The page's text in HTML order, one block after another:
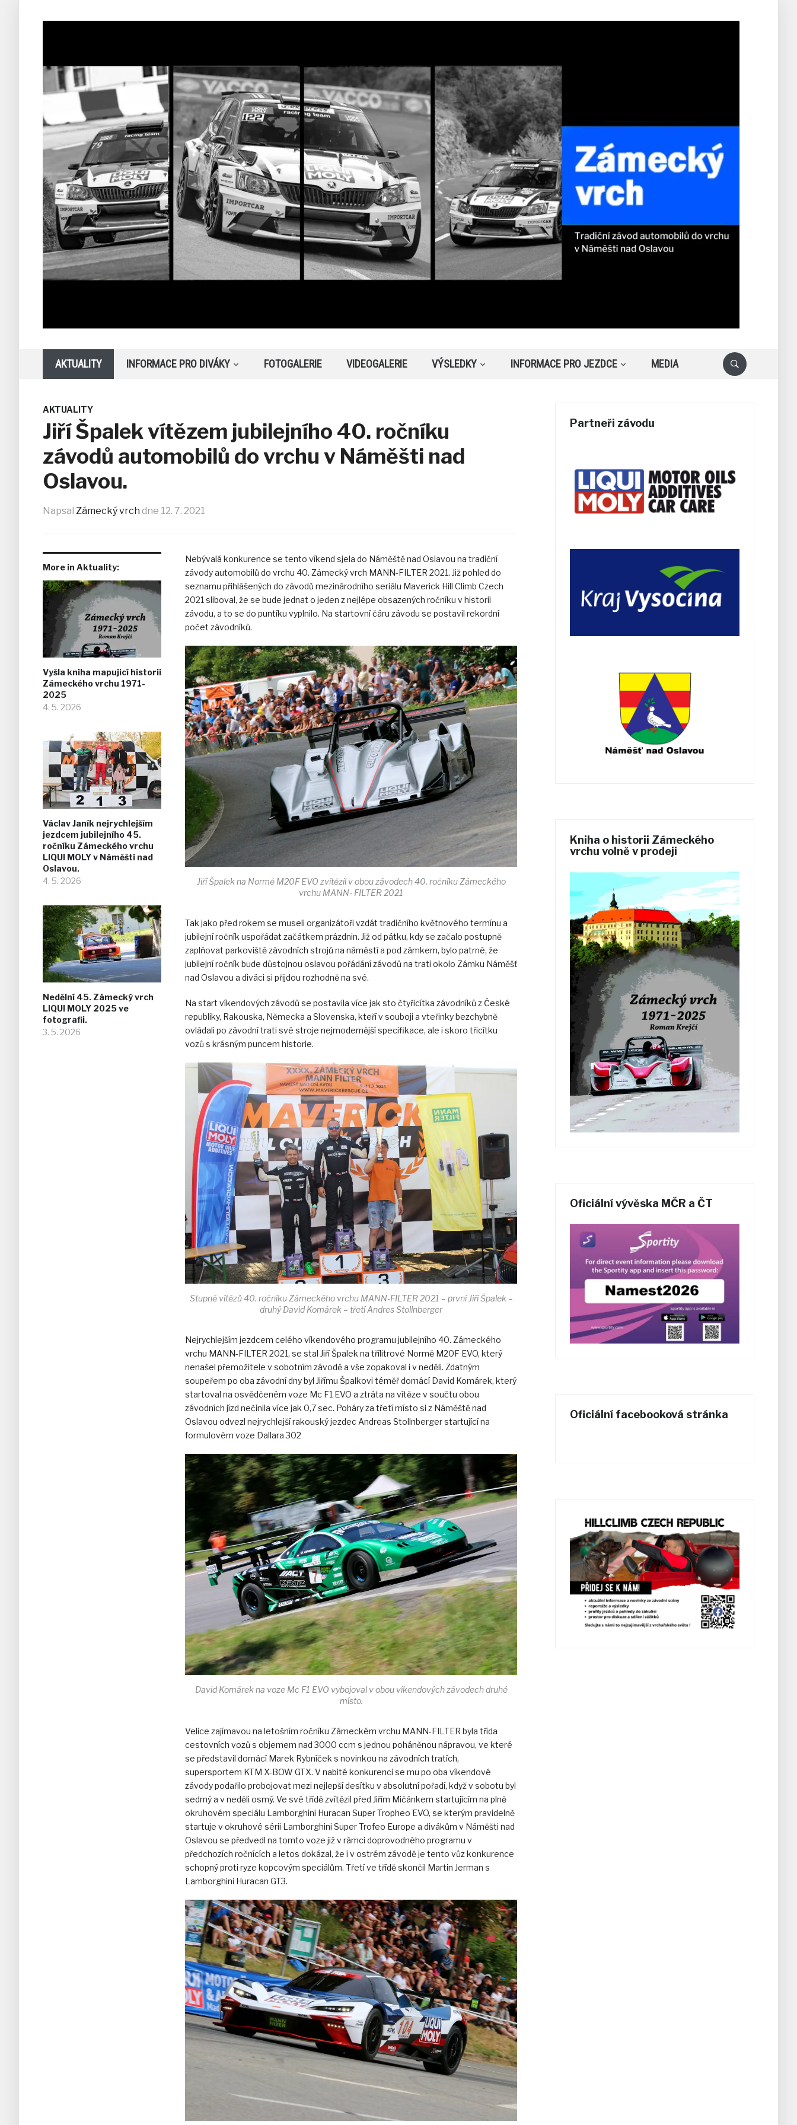
AKTUALITY INFORMACE PRO DIVÁKY FOTOGALERIE VIDEOGALERIE VÝSLEDKY INFORMACE PRO JEZDCE MEDIA
AKTUALITY
Jiří Špalek vítězem jubilejního 40. ročníku
závodů automobilů do vrchu v Náměšti nad
Oslavou.
Napsal Zámecký vrch dne 12. 7. 2021
More in Aktuality:
Vyšla kniha mapujicí historii
Zámeckého vrchu 1971-
2025
4. 5. 2026
Václav Janík nejrychlejším
jezdcem jubilejního 45.
ročníku Zámeckého vrchu
LIQUI MOLY v Náměšti nad
Oslavou.
4. 5. 2026
Nedělní 45. Zámecký vrch
LIQUI MOLY 2025 ve
fotografii.
3. 5. 2026
Nebývalá konkurence se tento víkend sjela do Náměště nad Oslavou na tradiční
závody automobilů do vrchu 40. Zámecký vrch MANN-FILTER 2021. Již pohled do
seznamu přihlášených do závodů mezinárodního seriálu Maverick Hill Climb Czech
2021 sliboval, že se bude jednat o jeden z nejlépe obsazených ročníku v historii
závodu, a to se do puntíku vyplnilo. Na startovní čáru závodu se postavil rekordní
počet závodníků.
Jiří Špalek na Normě M20F EVO zvítězil v obou závodech 40. ročníku Zámeckého
vrchu MANN- FILTER 2021
Tak jako před rokem se museli organizátoři vzdát tradičního květnového termínu a
jubilejní ročník uspořádat začátkem prázdnin. Již od pátku, kdy se začalo postupně
zaplňovat parkoviště závodních strojů na náměstí a pod zámkem, bylo patrné, že
jubilejní ročník bude důstojnou oslavou pořádání závodů na trati okolo Zámku Náměšť
nad Oslavou a diváci si přijdou rozhodně na své.
Na start víkendových závodů se postavila více jak sto čtyřicítka závodníků z České
republiky, Rakouska, Německa a Slovenska, kteří v souboji a vteřinky bezchybně
ovládali po závodní trati své stroje nejmodernější specifikace, ale i skoro třicítku
vozů s krásným puncem historie.
Stupně vítězů 40. ročníku Zámeckého vrchu MANN-FILTER 2021 – první Jiří Špalek –
druhý David Komárek – třetí Andres Stollnberger
Nejrychlejším jezdcem celého víkendového programu jubilejního 40. Zámeckého
vrchu MANN-FILTER 2021, se stal Jiří Špalek na třílitrové Normě M20F EVO, který
nenašel přemožitele v sobotním závodě a vše zopakoval i v neděli. Zdatným
soupeřem po oba závodní dny byl Jiřímu Špalkovi téměř domácí David Komárek, který
startoval na osvědčeném voze Mc F1 EVO a ztráta na vítěze v součtu obou
závodních jízd nečinila více jak 0,7 sec. Poháry za třetí místo si z Náměště nad
Oslavou odvezl nejrychlejší rakouský jezdec Andreas Stollnberger startující na
formulovém voze Dallara 302
David Komárek na voze Mc F1 EVO vybojoval v obou víkendových závodech druhé
místo.
Velice zajímavou na letošním ročníku Zámeckém vrchu MANN-FILTER byla třída
cestovních vozů s objemem nad 3000 ccm s jednou poháněnou nápravou, ve které
se představil domácí Marek Rybníček s novinkou na závodních tratích,
supersportem KTM X-BOW GTX. V nabité konkurenci se mu po oba víkendové
závody podařilo probojovat mezi nejlepší desítku v absolutní pořadí, když v sobotu byl
sedmý a v neděli osmý. Ve své třídě zvítězil před Jiřím Mičánkem startujícím na plně
okruhovém speciálu Lamborghini Huracan Super Tropheo EVO, se kterým pravidelně
startuje v okruhové sérii Lamborghini Super Trofeo Europe a divákům v Náměšti nad
Oslavou se předvedl na tomto voze již v rámci doprovodného programu v
předchozích ročnících a letos dokázal, že i v ostrém závodě je tento vůz konkurence
schopný proti ryze kopcovým speciálům. Třetí ve třídě skončil Martin Jerman s
Lamborghini Huracan GT3.
Partneři závodu
Kniha o historii Zámeckého
vrchu volně v prodeji
Oficiální vývěska MČR a ČT
Oficiální facebooková stránka